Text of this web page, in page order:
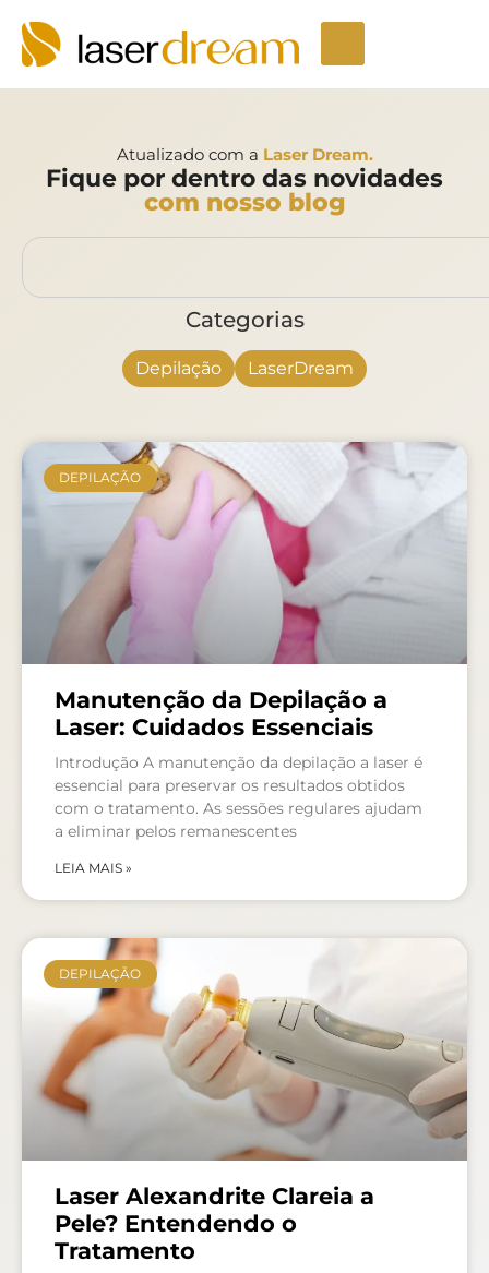
Atualizado com a Laser Dream.
Fique por dentro das novidades
com nosso blog
Categorias
Depilação LaserDream
DEPILAÇÃO
Manutenção da Depilação a
Laser: Cuidados Essenciais
Introdução A manutenção da depilação a laser é
essencial para preservar os resultados obtidos
com o tratamento. As sessões regulares ajudam
a eliminar pelos remanescentes
LEIA MAIS »
DEPILAÇÃO
Laser Alexandrite Clareia a
Pele? Entendendo o
Tratamento